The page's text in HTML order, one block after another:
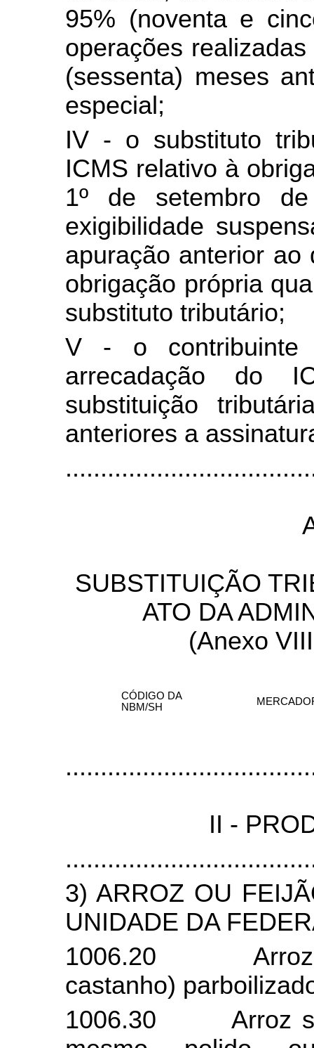
95% (noventa e
operações
(sessenta) meses
especial;
IV - o substituto
ICMS relativo à
1º de setembro
exigibilidade
apuração anterior
obrigação própria
substituto tributário;
V - o contribuinte
arrecadação do
substituição
anteriores a
SUBSTITUIÇÃO
ATO DA
(Anexo
CÓDIGO DA
NBM/SH
II -
3) ARROZ OU
UNIDADE DA
1006.20
castanho)
1006.30
Arroz